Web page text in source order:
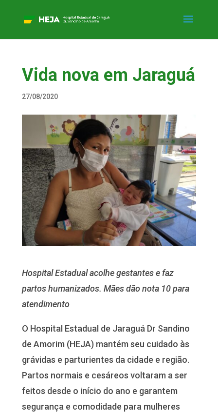
Vida nova em Jaraguá
27/08/2020
Hospital Estadual acolhe gestantes e faz
partos humanizados. Mães dão nota 10 para
atendimento
O Hospital Estadual de Jaraguá Dr Sandino
de Amorim (HEJA) mantém seu cuidado às
grávidas e parturientes da cidade e região.
Partos normais e cesáreos voltaram a ser
feitos desde o início do ano e garantem
segurança e comodidade para mulheres